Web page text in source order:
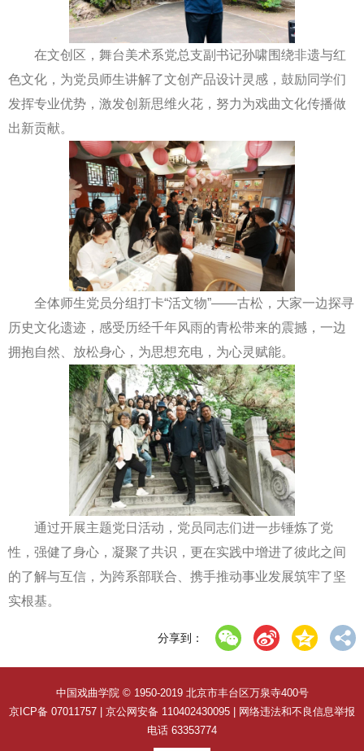
在文创区，舞台美术系党总支副书记孙啸围绕非遗与红
色文化，为党员师生讲解了文创产品设计灵感，鼓励同学们
发挥专业优势，激发创新思维火花，努力为戏曲文化传播做
出新贡献。
全体师生党员分组打卡“活文物”——古松，大家一边探寻
历史文化遗迹，感受历经千年风雨的青松带来的震撼，一边
拥抱自然、放松身心，为思想充电，为心灵赋能。
通过开展主题党日活动，党员同志们进一步锤炼了党
性，强健了身心，凝聚了共识，更在实践中增进了彼此之间
的了解与互信，为跨系部联合、携手推动事业发展筑牢了坚
实根基。
分享到：
中国戏曲学院 © 1950-2019 北京市丰台区万泉寺400号
京ICP备 07011757 | 京公网安备 110402430095 | 网络违法和不良信息举报
电话 63353774